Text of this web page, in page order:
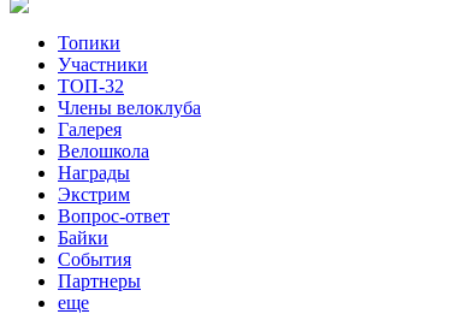
Топики
Участники
ТОП-32
Члены велоклуба
Галерея
Велошкола
Награды
Экстрим
Вопрос-ответ
Байки
События
Партнеры
еще